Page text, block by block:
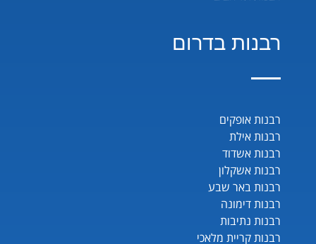
רבנות בדרום
רבנות אופקים
רבנות אילת
רבנות אשדוד
רבנות אשקלון
רבנות באר שבע
רבנות דימונה
רבנות נתיבות
רבנות קריית מלאכי